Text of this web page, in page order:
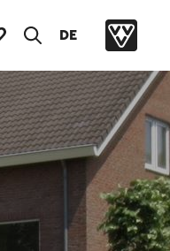
DE